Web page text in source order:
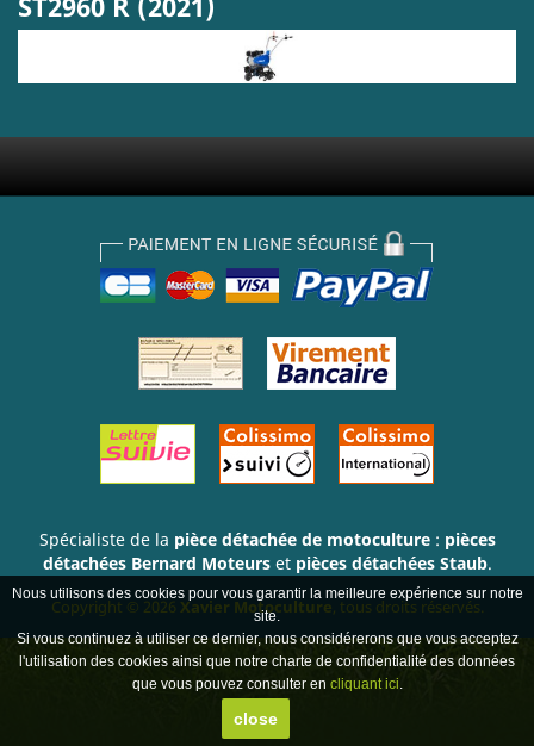
Nous utilisons des cookies pour vous garantir la meilleure expérience sur notre
site.
Si vous continuez à utiliser ce dernier, nous considérerons que vous acceptez
l'utilisation des cookies ainsi que notre charte de confidentialité des données
que vous pouvez consulter en cliquant ici.
close
Spécialiste de la pièce détachée de motoculture: pièces
détachées Bernard Moteurset pièces détachées Staub.
Copyright © 2026 Xavier Motoculture, tous droits réservés.